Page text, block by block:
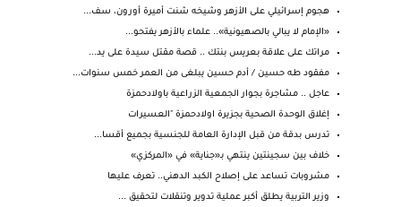
هجوم إسرائيلي على الأزهر وشيخه شنت أميرة أورون، سف...
«الإمام لا يبالي بالصهيونية».. علماء بالأزهر يفتحو...
مراتك على علاقة بعريس بنتك .. قصة مقتل سيدة على يد...
مفقود طه حسين / أدم حسين يبلغى من العمر خمس سنوات...
عاجل .. مشاجرة بجوار الجمعية الزراعية باولادحمزة
إغلاق الوحدة الصحية بجزيرة اولادحمزة "العسيرات
تدرس بدقة من قبل الإدارة العامة للجنسية بجميع أقسا...
خلاف بين سجينتين ينتهي بـ«جناية» في «المركزي»
مشروبات تساعد على إصلاح الكبد الدهني.. تعرف عليها
وزير التربية يطلق أكبر عملية تدوير وتنقلات لتحقيق ...